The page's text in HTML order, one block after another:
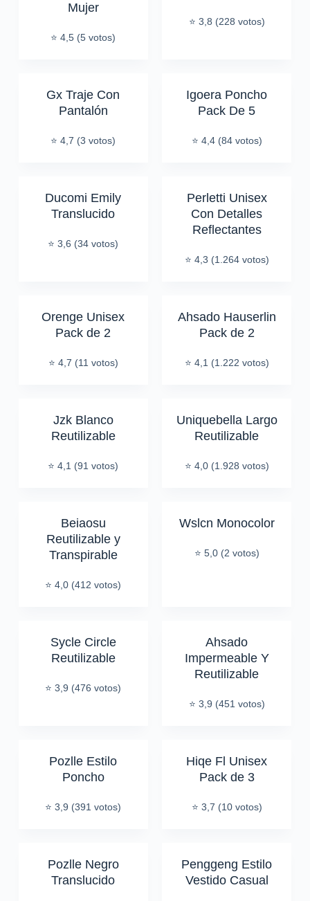
Mujer
⭐ 4,5 (5 votos)
⭐ 3,8 (228 votos)
Gx Traje Con
Pantalón
⭐ 4,7 (3 votos)
Igoera Poncho
Pack De 5
⭐ 4,4 (84 votos)
Ducomi Emily
Translucido
⭐ 3,6 (34 votos)
Perletti Unisex
Con Detalles
Reflectantes
⭐ 4,3 (1.264 votos)
Orenge Unisex
Pack de 2
⭐ 4,7 (11 votos)
Ahsado Hauserlin
Pack de 2
⭐ 4,1 (1.222 votos)
Jzk Blanco
Reutilizable
⭐ 4,1 (91 votos)
Uniquebella Largo
Reutilizable
⭐ 4,0 (1.928 votos)
Beiaosu
Reutilizable y
Transpirable
⭐ 4,0 (412 votos)
Wslcn Monocolor
⭐ 5,0 (2 votos)
Sycle Circle
Reutilizable
⭐ 3,9 (476 votos)
Ahsado
Impermeable Y
Reutilizable
⭐ 3,9 (451 votos)
Pozlle Estilo
Poncho
⭐ 3,9 (391 votos)
Hiqe Fl Unisex
Pack de 3
⭐ 3,7 (10 votos)
Pozlle Negro
Translucido
Penggeng Estilo
Vestido Casual